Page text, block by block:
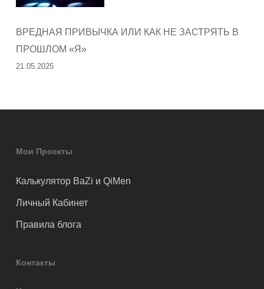
ВРЕДНАЯ ПРИВЫЧКА ИЛИ КАК НЕ ЗАСТРЯТЬ В
ПРОШЛОМ «Я»
21.05.2025
Мои Проекты
Калькулятор BaZi и QiMen
Личный Кабинет
Правила блога
Контакты